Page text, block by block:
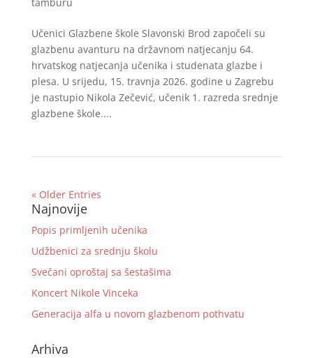
Učenici Glazbene škole Slavonski Brod započeli su
glazbenu avanturu na državnom natjecanju 64.
hrvatskog natjecanja učenika i studenata glazbe i
plesa. U srijedu, 15. travnja 2026. godine u Zagrebu
je nastupio Nikola Zečević, učenik 1. razreda srednje
glazbene škole....
« Older Entries
Najnovije
Popis primljenih učenika
Udžbenici za srednju školu
Svečani oproštaj sa šestašima
Koncert Nikole Vinceka
Generacija alfa u novom glazbenom pothvatu
Arhiva